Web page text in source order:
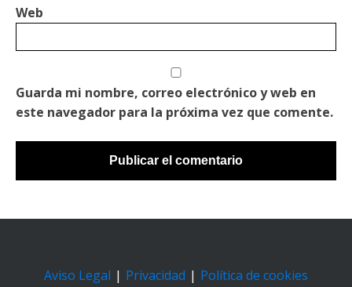
Web
Guarda mi nombre, correo electrónico y web en
este navegador para la próxima vez que comente.
Aviso Legal | Privacidad | Política de cookies